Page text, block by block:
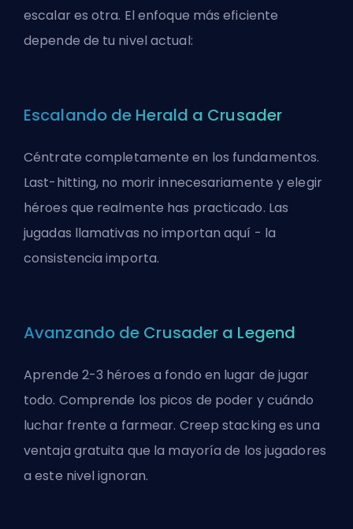
escalar es otra. El enfoque más eficiente
depende de tu nivel actual:
Escalando de Herald a Crusader
Céntrate completamente en los fundamentos.
Last-hitting, no morir innecesariamente y elegir
héroes que realmente has practicado. Las
jugadas llamativas no importan aquí - la
consistencia importa.
Avanzando de Crusader a Legend
Aprende 2-3 héroes a fondo en lugar de jugar
todo. Comprende los picos de poder y cuándo
luchar frente a farmear. Creep stacking es una
ventaja gratuita que la mayoría de los jugadores
a este nivel ignoran.